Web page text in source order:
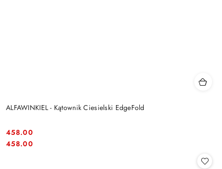
ALFAWINKIEL - Kątownik Ciesielski EdgeFold
Cena:
458.00
Cena:
458.00